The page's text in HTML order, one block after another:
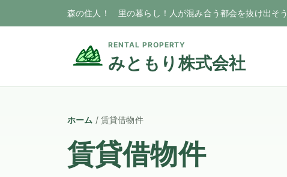
森の住人！ 里の暮らし！人が混み合う都会を抜け出そう
RENTAL PROPERTY
みともり株式会社
ホーム / 賃貸借物件
賃貸借物件